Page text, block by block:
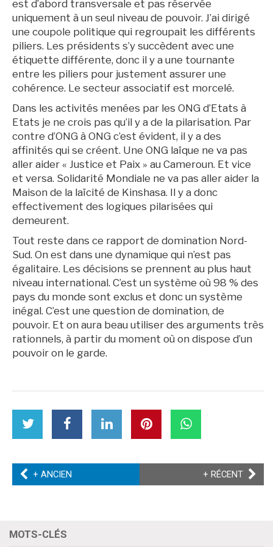
est d’abord transversale et pas réservée
uniquement à un seul niveau de pouvoir. J’ai dirigé
une coupole politique qui regroupait les différents
piliers. Les présidents s’y succèdent avec une
étiquette différente, donc il y a une tournante
entre les piliers pour justement assurer une
cohérence. Le secteur associatif est morcelé.
Dans les activités menées par les ONG d’Etats à
Etats je ne crois pas qu’il y a de la pilarisation. Par
contre d’ONG à ONG c’est évident, il y a des
affinités qui se créent. Une ONG laïque ne va pas
aller aider « Justice et Paix » au Cameroun. Et vice
et versa. Solidarité Mondiale ne va pas aller aider la
Maison de la laïcité de Kinshasa. Il y a donc
effectivement des logiques pilarisées qui
demeurent.
Tout reste dans ce rapport de domination Nord-
Sud. On est dans une dynamique qui n’est pas
égalitaire. Les décisions se prennent au plus haut
niveau international. C’est un système où 98 % des
pays du monde sont exclus et donc un système
inégal. C’est une question de domination, de
pouvoir. Et on aura beau utiliser des arguments très
rationnels, à partir du moment où on dispose d’un
pouvoir on le garde.
partager
cet
article
Twitter
cet
article
Facebook
cet
article
Facebook
partager
cet
article
LinkedIn
partager
cet
article
PinterestWhatsApp
+ ANCIEN
PRÉCÉDENT
+ RÉCENT
MOTS-CLÉS